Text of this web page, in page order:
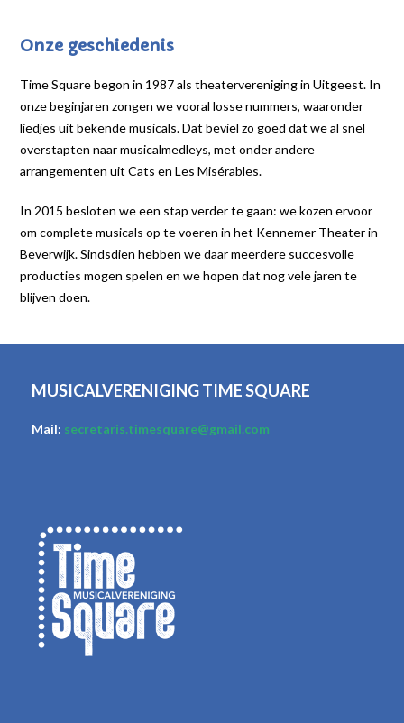
Onze geschiedenis
Time Square begon in 1987 als theatervereniging in Uitgeest. In
onze beginjaren zongen we vooral losse nummers, waaronder
liedjes uit bekende musicals. Dat beviel zo goed dat we al snel
overstapten naar musicalmedleys, met onder andere
arrangementen uit Cats en Les Misérables.
In 2015 besloten we een stap verder te gaan: we kozen ervoor
om complete musicals op te voeren in het Kennemer Theater in
Beverwijk. Sindsdien hebben we daar meerdere succesvolle
producties mogen spelen en we hopen dat nog vele jaren te
blijven doen.
MUSICALVERENIGING TIME SQUARE
Mail: secretaris.timesquare@gmail.com